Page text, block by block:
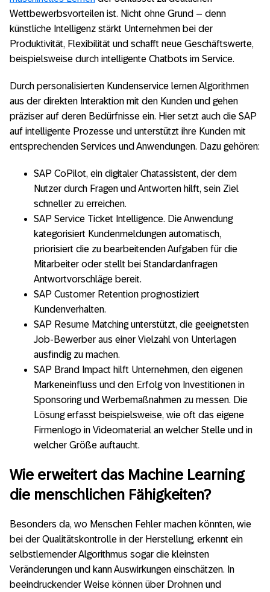
Wettbewerbsvorteilen ist. Nicht ohne Grund – denn
künstliche Intelligenz stärkt Unternehmen bei der
Produktivität, Flexibilität und schafft neue Geschäftswerte,
beispielsweise durch intelligente Chatbots im Service.
Durch personalisierten Kundenservice lernen Algorithmen
aus der direkten Interaktion mit den Kunden und gehen
präziser auf deren Bedürfnisse ein. Hier setzt auch die SAP
auf intelligente Prozesse und unterstützt ihre Kunden mit
entsprechenden Services und Anwendungen. Dazu gehören:
SAP CoPilot, ein digitaler Chatassistent, der dem
Nutzer durch Fragen und Antworten hilft, sein Ziel
schneller zu erreichen.
SAP Service Ticket Intelligence. Die Anwendung
kategorisiert Kundenmeldungen automatisch,
priorisiert die zu bearbeitenden Aufgaben für die
Mitarbeiter oder stellt bei Standardanfragen
Antwortvorschläge bereit.
SAP Customer Retention prognostiziert
Kundenverhalten.
SAP Resume Matching unterstützt, die geeignetsten
Job-Bewerber aus einer Vielzahl von Unterlagen
ausfindig zu machen.
SAP Brand Impact hilft Unternehmen, den eigenen
Markeneinfluss und den Erfolg von Investitionen in
Sponsoring und Werbemaßnahmen zu messen. Die
Lösung erfasst beispielsweise, wie oft das eigene
Firmenlogo in Videomaterial an welcher Stelle und in
welcher Größe auftaucht.
Wie erweitert das Machine Learning
die menschlichen Fähigkeiten?
Besonders da, wo Menschen Fehler machen könnten, wie
bei der Qualitätskontrolle in der Herstellung, erkennt ein
selbstlernender Algorithmus sogar die kleinsten
Veränderungen und kann Auswirkungen einschätzen. In
beeindruckender Weise können über Drohnen und